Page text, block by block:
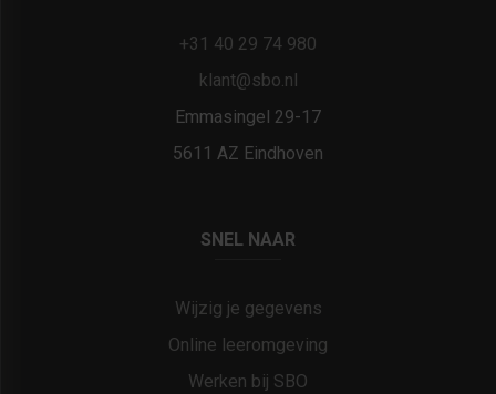
+31 40 29 74 980
klant@sbo.nl
Emmasingel 29-17
5611 AZ Eindhoven
SNEL NAAR
Wijzig je gegevens
Online leeromgeving
Werken bij SBO